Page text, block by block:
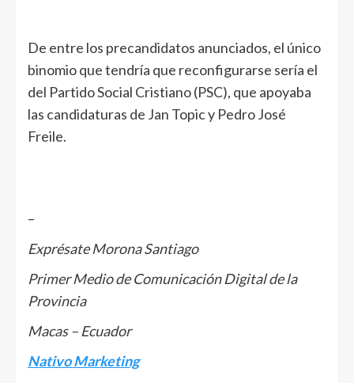
De entre los precandidatos anunciados, el único
binomio que tendría que reconfigurarse sería el
del Partido Social Cristiano (PSC), que apoyaba
las candidaturas de Jan Topic y Pedro José
Freile.
–
Exprésate Morona Santiago
Primer Medio de Comunicación Digital de la
Provincia
Macas – Ecuador
Nativo Marketing